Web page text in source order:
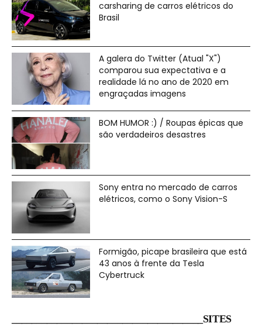
carsharing de carros elétricos do
Brasil
A galera do Twitter (Atual "X")
comparou sua expectativa e a
realidade lá no ano de 2020 em
engraçadas imagens
BOM HUMOR :) / Roupas épicas que
são verdadeiros desastres
Sony entra no mercado de carros
elétricos, como o Sony Vision-S
Formigão, picape brasileira que está
43 anos à frente da Tesla
Cybertruck
______________________________________SITES